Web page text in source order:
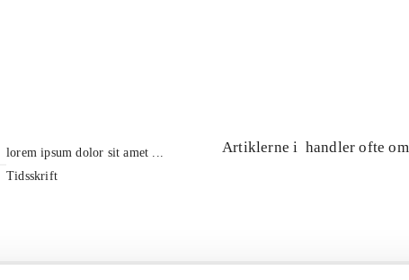
lorem ipsum dolor sit amet ...
Tidsskrift
Artiklerne i handler ofte om